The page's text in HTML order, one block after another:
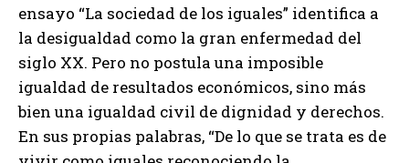
ensayo “La sociedad de los iguales” identifica a
la desigualdad como la gran enfermedad del
siglo XX. Pero no postula una imposible
igualdad de resultados económicos, sino más
bien una igualdad civil de dignidad y derechos.
En sus propias palabras, “De lo que se trata es de